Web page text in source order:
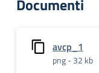
Documenti
avcp_1
png - 32 kb